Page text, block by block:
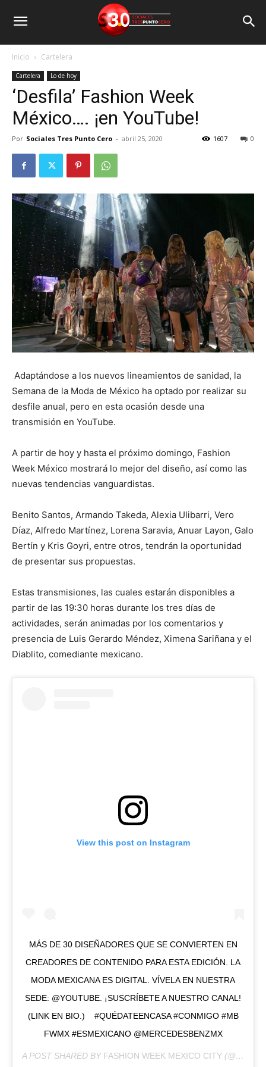
Inicio Cartelera
Cartelera Lo de hoy
‘Desfila’ Fashion Week
México…. ¡en YouTube!
Por Sociales Tres Punto Cero - abril 25, 2020 0
1607
Adaptándose a los nuevos lineamientos de sanidad, la
Semana de la Moda de México ha optado por realizar su
desfile anual, pero en esta ocasión desde una
transmisión en YouTube.
A partir de hoy y hasta el próximo domingo, Fashion
Week México mostrará lo mejor del diseño, así como las
nuevas tendencias vanguardistas.
Benito Santos, Armando Takeda, Alexia Ulibarri, Vero
Díaz, Alfredo Martínez, Lorena Saravia, Anuar Layon, Galo
Bertín y Kris Goyri, entre otros, tendrán la oportunidad
de presentar sus propuestas.
Estas transmisiones, las cuales estarán disponibles a
partir de las 19:30 horas durante los tres días de
actividades, serán animadas por los comentarios y
presencia de Luis Gerardo Méndez, Ximena Sariñana y el
Diablito, comediante mexicano.
View this post on Instagram
MÁS DE 30 DISEÑADORES QUE SE CONVIERTEN EN
CREADORES DE CONTENIDO PARA ESTA EDICIÓN. LA
MODA MEXICANA ES DIGITAL. VÍVELA EN NUESTRA
SEDE: @YOUTUBE⁣. ¡SUSCRÍBETE A NUESTRO CANAL!
(LINK EN BIO.) ⁣⁣ ⁣⁣ ⁣⁣ #QUÉDATEENCASA #CONMIGO #MB
FWMX #ESMEXICANO @MERCEDESBENZMX
A POST SHARED BY FASHION WEEK MEXICO CITY (@FASHIONWEEKMX) ON